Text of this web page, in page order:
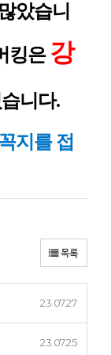
았습니
킹은 강
니다.
지를 접
목록
23.07.27
23.07.25